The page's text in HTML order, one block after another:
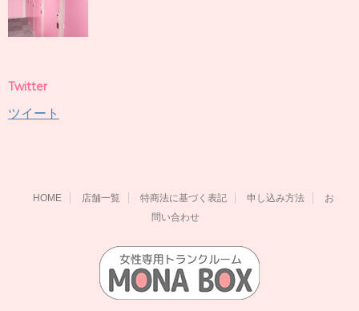
Twitter
ツイート
HOME 店舗一覧 特商法に基づく表記 申し込み方法
お
問い合わせ